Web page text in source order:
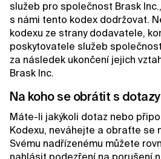
služeb pro společnost Brask
s námi tento kodex dodržovat.
kodexu ze strany dodavatele,
poskytovatele služeb
za následek ukončení jejich
Brask Inc.
Na koho se obrátit s
Máte-li jakýkoli dotaz nebo
Kodexu, neváhejte a obraťte se
Svému nadřízenému můžete
nahlásit podezření na porušení